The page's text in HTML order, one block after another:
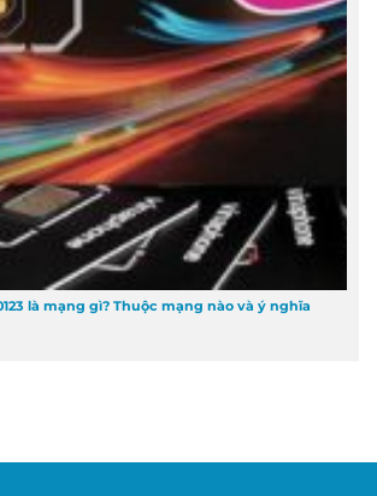
là mạng gì? Thuộc mạng nào và ý nghĩa